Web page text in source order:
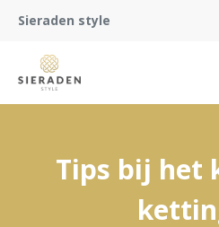
Sieraden style
Tips bij het